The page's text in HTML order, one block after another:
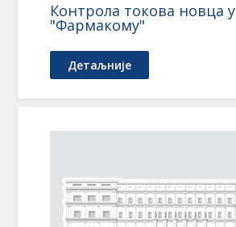
Контрола токова новца у
"Фармакому"
Детаљније